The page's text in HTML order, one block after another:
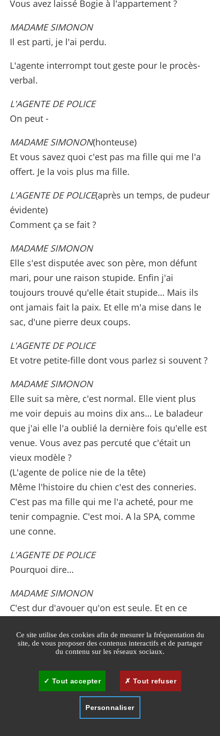
Vous avez laissé Bogie à l'appartement ?
MADAME SIMONON
Il est parti, je l'ai perdu.
L'agente interrompt tout geste pour le procès-
verbal.
L'AGENTE DE POLICE
On peut -
MADAME SIMONON(honteuse)
Et vous savez quoi c'est pas ma fille qui me l'a
offert. Je la vois plus ma fille.
L'AGENTE DE POLICE(après un temps, de pudeur
évidente)
Comment ça se fait ?
MADAME SIMONON
Elle s'est disputée avec son père, mon défunt
mari, pour une raison stupide. Enfin j'ai
toujours trouvé qu'elle était stupide… Mais ils
ont jamais fait la paix. Et elle m'a mise dans le
sac, d'une pierre deux coups.
L'AGENTE DE POLICE
Et votre petite-fille dont vous parlez si souvent ?
MADAME SIMONON
Elle suit sa mère, c'est normal. Elle vient plus
me voir depuis au moins dix ans… Le baladeur
que j'ai elle l'a oublié la dernière fois qu'elle est
venue. Vous avez pas percuté que c'était un
vieux modèle ?
(L'agente de police nie de la tête)
Même l'histoire du chien c'est des conneries.
C'est pas ma fille qui me l'a acheté, pour me
tenir compagnie. C'est moi. A la SPA, comme
une conne.
L'AGENTE DE POLICE
Pourquoi dire…
MADAME SIMONON
C'est dur d'avouer qu'on est seule. Et en ce
Un temps. Madame Simonon fait un léger
L'agente est touchée… Mais prend une attitude
faussement désolée.
L'AGENTE DE POLICE(faisant mine de dresser le
Ce site utilise des cookies afin de mesurer la fréquentation du
site, de vous proposer des contenus interactifs et de partager
du contenu sur les réseaux sociaux.
Tout accepter Tout refuser
Personnaliser